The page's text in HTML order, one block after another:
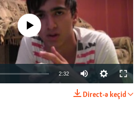
source currently available
2:32
Direct-ə keçid